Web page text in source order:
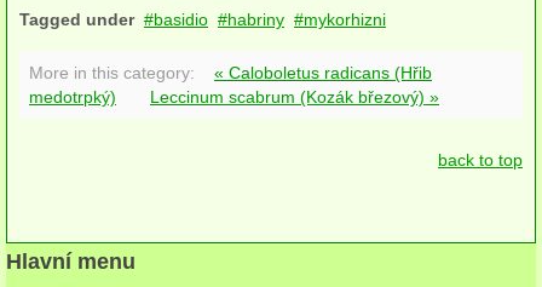
Houby na trusu (koprofilní)
Houby tvořící lišejníky (lichenizované)
Tagged under basidio habriny mykorhizni
More in this category:
« Caloboletus radicans (Hřib
medotrpký)
Leccinum scabrum (Kozák březový) »
back to top
Hlavní menu